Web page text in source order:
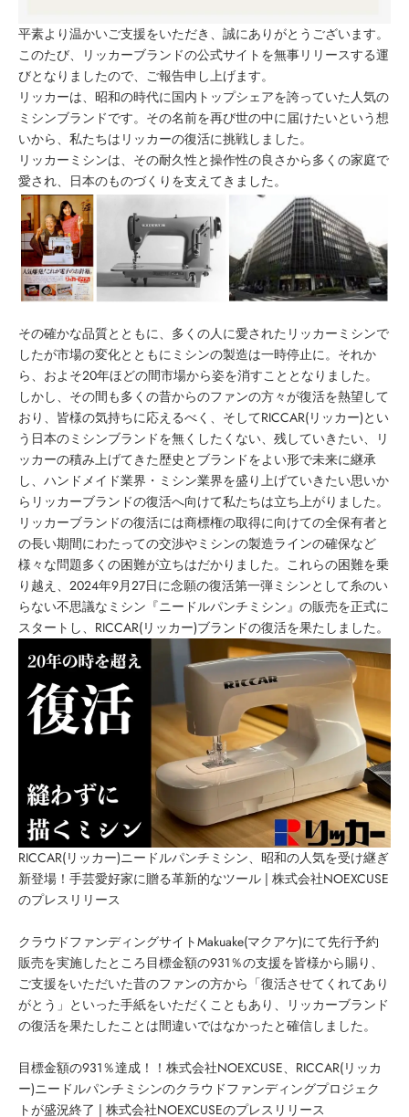
平素より温かいご支援をいただき、誠にありがとうございます。
このたび、リッカーブランドの公式サイトを無事リリースする運
びとなりましたので、ご報告申し上げます。
リッカーは、昭和の時代に国内トップシェアを誇っていた人気の
ミシンブランドです。その名前を再び世の中に届けたいという想
いから、私たちはリッカーの復活に挑戦しました。
リッカーミシンは、その耐久性と操作性の良さから多くの家庭で
愛され、日本のものづくりを支えてきました。
その確かな品質とともに、多くの人に愛されたリッカーミシンで
したが市場の変化とともにミシンの製造は一時停止に。それか
ら、およそ20年ほどの間市場から姿を消すこととなりました。
しかし、その間も多くの昔からのファンの方々が復活を熱望して
おり、皆様の気持ちに応えるべく、そしてRICCAR(リッカー)とい
う日本のミシンブランドを無くしたくない、残していきたい、リ
ッカーの積み上げてきた歴史とブランドをよい形で未来に継承
し、ハンドメイド業界・ミシン業界を盛り上げていきたい思いか
らリッカーブランドの復活へ向けて私たちは立ち上がりました。
リッカーブランドの復活には商標権の取得に向けての全保有者と
の長い期間にわたっての交渉やミシンの製造ラインの確保など
様々な問題多くの困難が立ちはだかりました。これらの困難を乗
り越え、2024年9月27日に念願の復活第一弾ミシンとして糸のい
らない不思議なミシン『ニードルパンチミシン』の販売を正式に
スタートし、RICCAR(リッカー)ブランドの復活を果たしました。
RICCAR(リッカー)ニードルパンチミシン、昭和の人気を受け継ぎ
新登場！手芸愛好家に贈る革新的なツール | 株式会社NOEXCUSE
のプレスリリース
クラウドファンディングサイトMakuake(マクアケ)にて先行予約
販売を実施したところ目標金額の931％の支援を皆様から賜り、
ご支援をいただいた昔のファンの方から「復活させてくれてあり
がとう」といった手紙をいただくこともあり、リッカーブランド
の復活を果たしたことは間違いではなかったと確信しました。
目標金額の931％達成！！株式会社NOEXCUSE、RICCAR(リッカ
ー)ニードルパンチミシンのクラウドファンディングプロジェク
トが盛況終了 | 株式会社NOEXCUSEのプレスリリース